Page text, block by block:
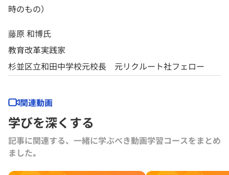
時のもの）
藤原 和博氏
教育改革実践家
杉並区立和田中学校元校長 元リクルート社フェロー
関連動画
学びを深くする
記事に関連する、一緒に学ぶべき動画学習コースをまとめ
ました｡